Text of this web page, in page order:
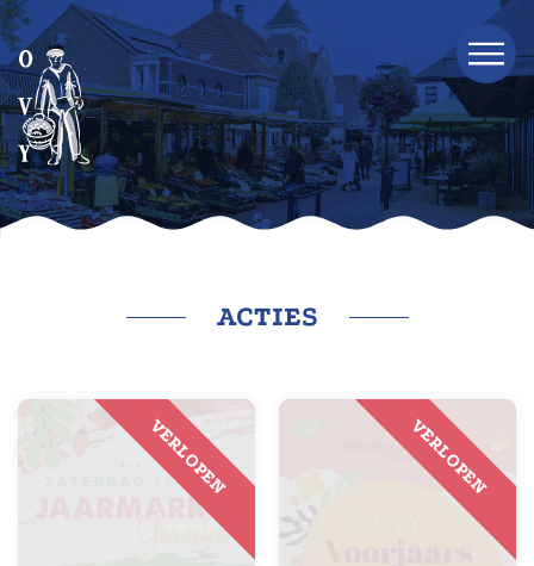
ACTIES
VERLOPEN VERLOPEN